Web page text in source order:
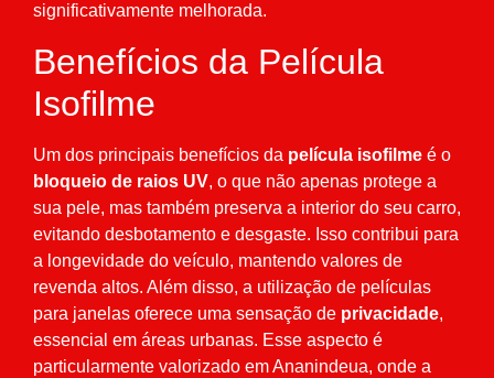
significativamente melhorada.
Benefícios da Película
Isofilme
Um dos principais benefícios da película isofilme é o
bloqueio de raios UV, o que não apenas protege a
sua pele, mas também preserva a interior do seu carro,
evitando desbotamento e desgaste. Isso contribui para
a longevidade do veículo, mantendo valores de
revenda altos. Além disso, a utilização de películas
para janelas oferece uma sensação de privacidade,
essencial em áreas urbanas. Esse aspecto é
particularmente valorizado em Ananindeua, onde a